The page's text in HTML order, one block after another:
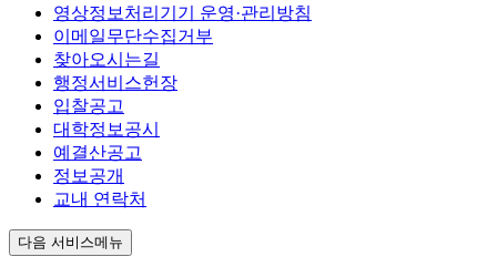
영상정보처리기기 운영·관리방침
이메일무단수집거부
찾아오시는길
행정서비스헌장
입찰공고
대학정보공시
예결산공고
정보공개
교내 연락처
다음 서비스메뉴